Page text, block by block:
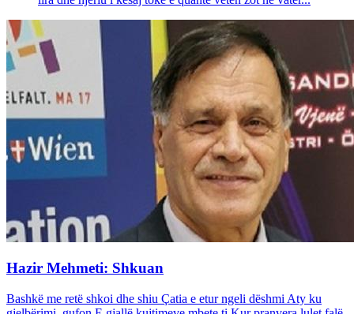
Hazir Mehmeti: Shkuan
Bashkë me retë shkoi dhe shiu Çatia e etur ngeli dëshmi Aty ku